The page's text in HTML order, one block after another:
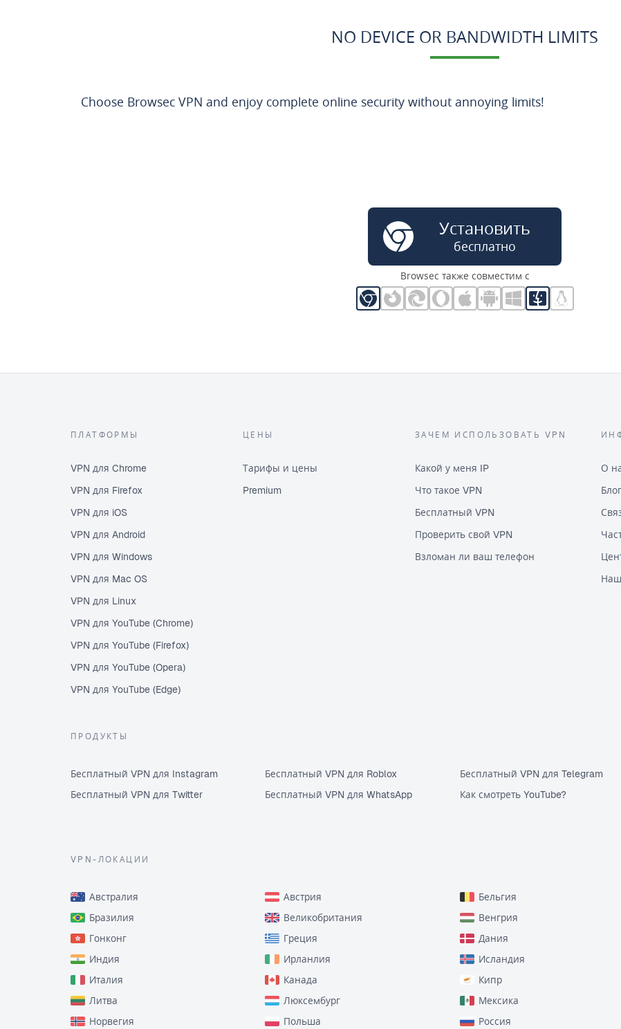
NO DEVICE OR BANDWIDTH LIMITS
Choose Browsec VPN and enjoy complete online security without annoying limits!
Установить
бесплатно
Browsec также совместим с
ПЛАТФОРМЫ
VPN для Chrome
VPN для Firefox
VPN для iOS
VPN для Android
VPN для Windows
VPN для Mac OS
VPN для Linux
VPN для YouTube (Chrome)
VPN для YouTube (Firefox)
VPN для YouTube (Opera)
VPN для YouTube (Edge)
ЦЕНЫ
Тарифы и цены
Premium
ЗАЧЕМ ИСПОЛЬЗОВАТЬ VPN
Какой у меня IP
Что такое VPN
Бесплатный VPN
Проверить свой VPN
Взломан ли ваш телефон
О
Блог
Наш
ПРОДУКТЫ
Бесплатный VPN для Instagram Бесплатный VPN для Roblox Бесплатный VPN для Telegram
Бесплатный VPN для Twitter
Бесплатный VPN для WhatsApp Как смотреть YouTube?
VPN-ЛОКАЦИИ
Австралия Австрия Бельгия
Бразилия
Великобритания Венгрия
Гонконг
Греция Дания
Индия
Ирланлия Исландия
Италия
Канада Кипр
Литва
Люксембург Мексика
Норвегия
Польша Россия